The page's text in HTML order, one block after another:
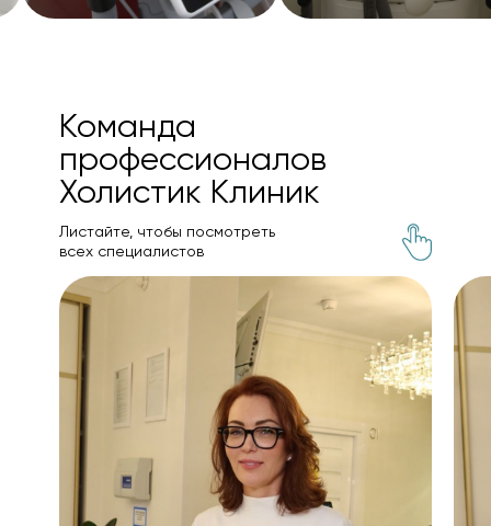
Команда
профессионалов
Холистик Клиник
Листайте, чтобы посмотреть
всех специалистов